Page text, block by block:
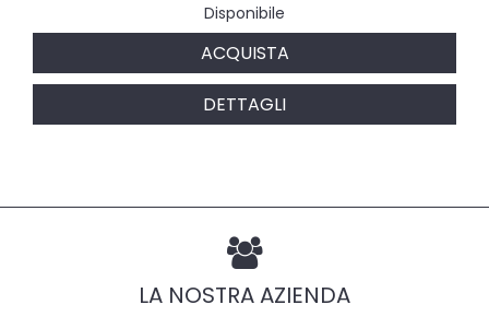
Disponibile
ACQUISTA
DETTAGLI
LA NOSTRA AZIENDA